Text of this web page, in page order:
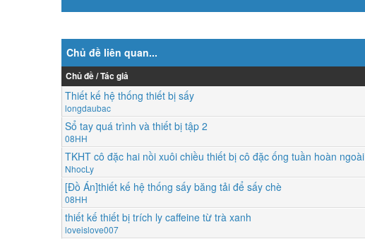
Chủ đề liên quan...
Chủ đề / Tác giả
Thiết kế hệ thống thiết bị sấy
longdaubac
Sổ tay quá trình và thiết bị tập 2
08HH
TKHT cô đặc hai nồi xuôi chiều thiết bị cô đặc ống tuần hoàn
NhocLy
[Đồ Án]thiết kế hệ thống sấy băng tải để sấy chè
08HH
thiết kế thiết bị trích ly caffeine từ trà xanh
loveislove007